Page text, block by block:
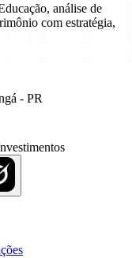
análise de
com estratégia,
- PR